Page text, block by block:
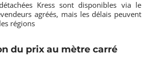
Kress sont disponibles via le
agréés, mais les délais peuvent
régions
du prix au mètre carré